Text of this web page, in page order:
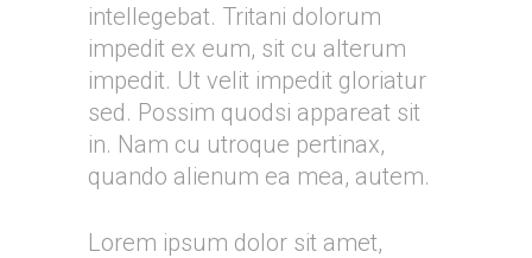
intellegebat. Tritani dolorum
impedit ex eum, sit cu alterum
impedit. Ut velit impedit gloriatur
sed. Possim quodsi appareat sit
in. Nam cu utroque pertinax,
quando alienum ea mea, autem.
Lorem ipsum dolor sit amet,